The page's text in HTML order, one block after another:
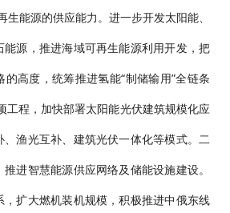
生能源的供应能力。进一步开发太阳能、
能源，推进海域可再生能源利用开发，把
高度，统筹推进氢能“制储输用”全链条
工程，加快部署太阳能光伏建筑规模化应
、渔光互补、建筑光伏一体化等模式。二
进智慧能源供应网络及储能设施建设。
，扩大燃机装机规模，积极推进中俄东线